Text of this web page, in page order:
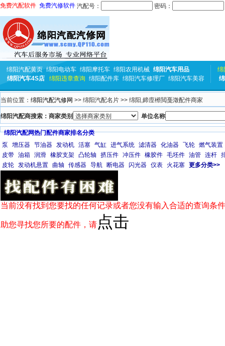
免费汽配软件 免费汽修软件 汽配号： 密码：
绵阳汽配黄页 绵阳电动车 绵阳摩托车 绵阳农用机械 绵阳汽车用品
绵阳汽车4S店
绵阳违章查询 绵阳配件库 绵阳汽车修理厂 绵阳汽车美容
绵
当前位置： 绵阳汽配汽修网 >> 绵阳汽配名片 >> 绵阳,鍗庢櫒閲戞澂配件商家
绵阳汽配商搜索：商家类别 单位名称
绵阳汽配网热门配件商家排名分类
泵
增压器 节油器 发动机 活塞 气缸 进气系统 滤清器 化油器 飞轮 燃气装置
皮带 油箱 润滑 橡胶支架 凸轮轴 挤压件 冲压件 橡胶件 毛坯件 油管 连杆
皮轮 发动机悬置 曲轴 传感器 导航 断电器 闪光器 仪表 火花塞 更多分类>>
当前没有找到您要找的任何记录或者您没有输入合适的查询条
助您寻找您所要的配件，请 点击